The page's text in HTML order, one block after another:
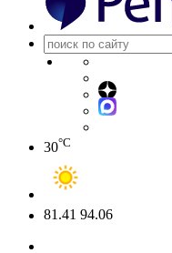
30°C
81.41 94.06